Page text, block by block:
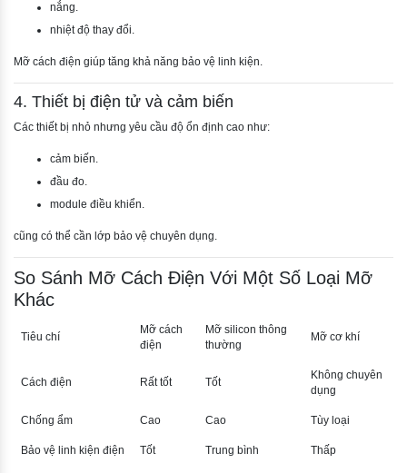
nắng.
nhiệt độ thay đổi.
Mỡ cách điện giúp tăng khả năng bảo vệ linh kiện.
4. Thiết bị điện tử và cảm biến
Các thiết bị nhỏ nhưng yêu cầu độ ổn định cao như:
cảm biến.
đầu đo.
module điều khiển.
cũng có thể cần lớp bảo vệ chuyên dụng.
So Sánh Mỡ Cách Điện Với Một Số Loại Mỡ
Khác
Tiêu chí
Mỡ cách
điện
Mỡ silicon thông
thường
Mỡ cơ khí
Cách điện Rất tốt Tốt
Không chuyên
dụng
Chống ẩm Cao Cao Tùy loại
Bảo vệ linh kiện điện Tốt Trung bình Thấp